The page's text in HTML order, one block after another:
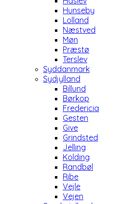
Hunseby
Lolland
Næstved
Møn
Præstø
Terslev
Syddanmark
Sydjylland
Billund
Børkop
Fredericia
Gesten
Give
Grindsted
Jelling
Kolding
Randbøl
Ribe
Vejle
Vejen